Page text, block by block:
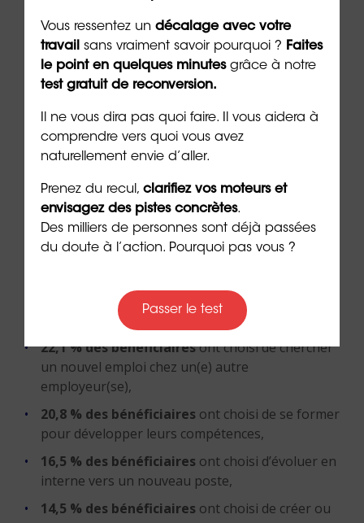
enthousiasmant, réaliste et épanouissant.
6. Les types de projets
choisis à l’issue d’un bilan
avec ORIENTACTION
53,0 % des bénéficiaires
ont choisi de se
reconvertir pour changer de métier,
22,1 % des bénéficiairesont choisi de chercher
un nouvel emploi chez un(e) autre
employeur(se),
20,8 % des bénéficiaires ont choisi de se former
pour développer leurs compétences,
16,5 % des bénéficiaires ont choisi d’évoluer en
interne vers un nouveau poste,
14,5 % des bénéficiaires ont choisi de créer ou
Vous ressentez un décalage avec votre
travail sans vraiment savoir pourquoi ? Faites
le point en quelques minutesgrâce à notre
test gratuit de reconversion.
Il ne vous dira pas quoi faire. Il vous aidera à
comprendre vers quoi vous avez
naturellement envie d’aller.
Prenez du recul, clarifiez vos moteurs et
envisagez des pistes concrètes.
Des milliers de personnes sont déjà passées
du doute à l’action. Pourquoi pas vous ?
Passer le test